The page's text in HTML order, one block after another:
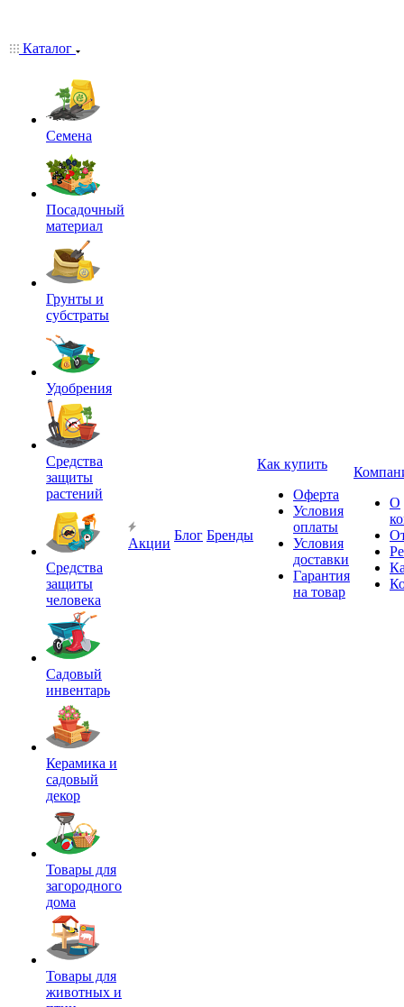
Каталог
Семена
Посадочный
материал
Грунты и
субстраты
Удобрения
Средства
защиты
растений
Средства
защиты
человека
Садовый
инвентарь
Керамика и
садовый
декор
Товары для
загородного
дома
Товары для
животных и
Акции
Блог Бренды
Как купить
Оферта
Условия
оплаты
Условия
доставки
Гарантия
на товар
О